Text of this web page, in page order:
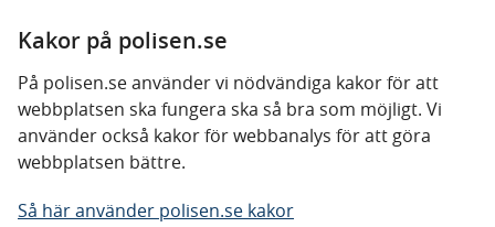
Kakor på polisen.se
På polisen.se använder vi nödvändiga kakor för att
webbplatsen ska fungera ska så bra som möjligt. Vi
använder också kakor för webbanalys för att göra
webbplatsen bättre.
Så här använder polisen.se kakor